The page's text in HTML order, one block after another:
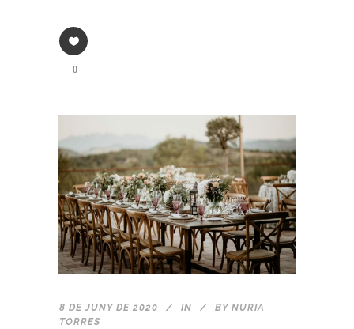
0
8 DE JUNY DE 2020 IN BY NURIA
TORRES